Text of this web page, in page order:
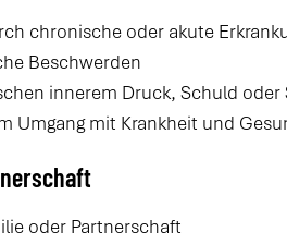
chronische oder akute
Beschwerden
innerem Druck, Schuld
Umgang mit Krankheit und
oder Partnerschaft